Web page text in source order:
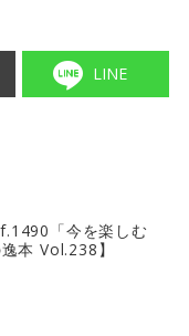
LINE
「今を楽しむ
本 Vol.238】